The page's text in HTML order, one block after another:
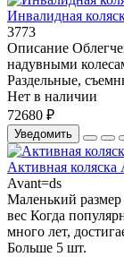
Инвалидная
3773
Описание
надувными
Раздельные,
Нет в наличии
72680 ₽
Уведомить
Активная коляска
Avant=ds
Маленький
вес Когда
много лет,
Больше 5 шт.